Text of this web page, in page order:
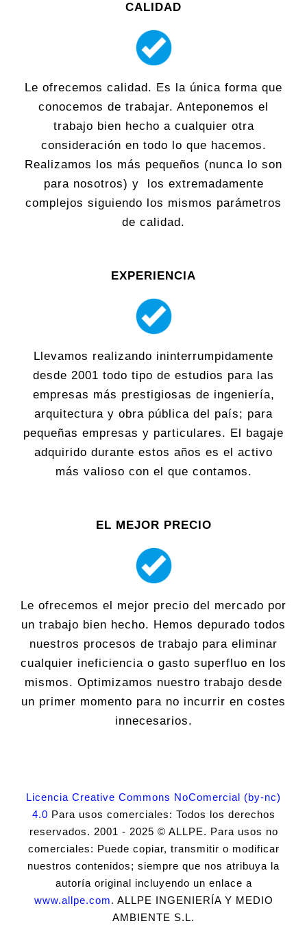
CALIDAD
Le ofrecemos calidad. Es la única forma que
conocemos de trabajar. Anteponemos el
trabajo bien hecho a cualquier otra
consideración en todo lo que hacemos.
Realizamos los más pequeños (nunca lo son
para nosotros) y los extremadamente
complejos siguiendo los mismos parámetros
de calidad.
EXPERIENCIA
Llevamos realizando ininterrumpidamente
desde 2001 todo tipo de estudios para las
empresas más prestigiosas de ingeniería,
arquitectura y obra pública del país; para
pequeñas empresas y particulares. El bagaje
adquirido durante estos años es el activo
más valioso con el que contamos.
EL MEJOR PRECIO
Le ofrecemos el mejor precio del mercado por
un trabajo bien hecho. Hemos depurado todos
nuestros procesos de trabajo para eliminar
cualquier ineficiencia o gasto superfluo en los
mismos. Optimizamos nuestro trabajo desde
un primer momento para no incurrir en costes
innecesarios.
Licencia Creative Commons NoComercial (by-nc)
4.0 Para usos comerciales: Todos los derechos
reservados. 2001 - 2025 © ALLPE. Para usos no
comerciales: Puede copiar, transmitir o modificar
nuestros contenidos; siempre que nos atribuya la
autoría original incluyendo un enlace a
www.allpe.com. ALLPE INGENIERÍA Y MEDIO
AMBIENTE S.L.